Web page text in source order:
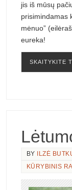
jis iš mūsų
prisimindamas
mėnuo”
eureka!​
SKAITYKITE
BY ILZĖ
KŪRYBINIS